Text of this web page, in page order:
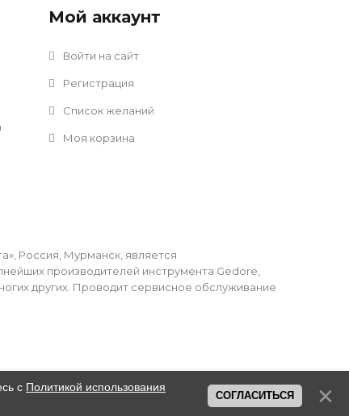
Мой аккаунт
Войти на сайт
Регистрация
Список желаний
Моя корзина
Россия, Мурманск, является
производителей инструмента Gedore,
других. Проводит сервисное обслуживание
с Политикой использования
СОГЛАСИТЬСЯ